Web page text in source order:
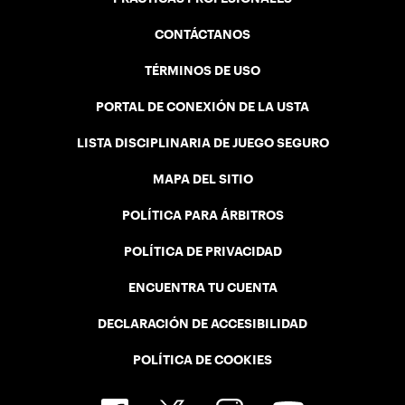
CONTÁCTANOS
TÉRMINOS DE USO
PORTAL DE CONEXIÓN DE LA USTA
LISTA DISCIPLINARIA DE JUEGO SEGURO
MAPA DEL SITIO
POLÍTICA PARA ÁRBITROS
POLÍTICA DE PRIVACIDAD
ENCUENTRA TU CUENTA
DECLARACIÓN DE ACCESIBILIDAD
POLÍTICA DE COOKIES